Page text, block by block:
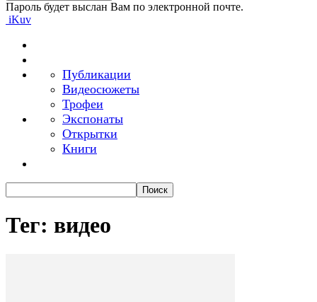
Пароль будет выслан Вам по электронной почте.
iKuv
Публикации
Видеосюжеты
Трофеи
Экспонаты
Открытки
Книги
Тег: видео